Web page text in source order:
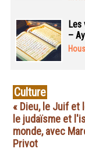
Les
–
Culture
« Dieu, le Juif et
le judaïsme et
monde, avec
Privot